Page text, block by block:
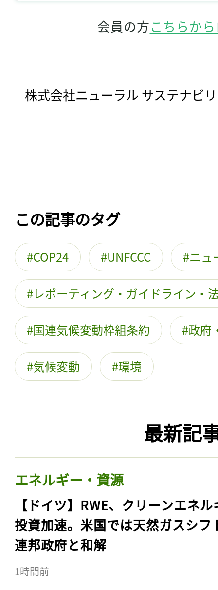
会員の方こちらか
株式会社ニューラル サステナビ
この記事のタグ
COP24 UNFCCC ニュ
レポーティング・ガイドライン・
国連気候変動枠組条約 政府
気候変動 環境
最新記
エネルギー・資源
【ドイツ】RWE、クリーンエネ
投資加速。米国では天然ガスシフ
連邦政府と和解
1時間前